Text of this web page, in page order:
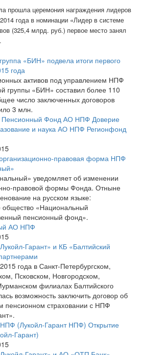
прошла церемония награждения лидеров
года в номинации «Лидер в системе
(325,4 млрд. руб.) первое место занял
.
«БИН» подвела итоги первого
года
активов под управлением НПФ
группы «БИН» составил более 110
число заключенных договоров
3 млн.
Пенсионный Фонд АО НПФ Доверие
и наука АО НПФ Регионфонд
правовая форма НПФ
уведомляет об изменении
правовой формы Фонда. Отныне
на русском языке:
общество «Национальный
пенсионный фонд».
АО НПФ
Гарант» и КБ «Балтийский
года в Санкт-Петербургском,
Псковском, Новгородском,
филиалах Балтийского
возможность заключить договор об
пенсионном страховании с НПФ
НПФ (Лукойл-Гарант НПФ) Открытие
Гарант)